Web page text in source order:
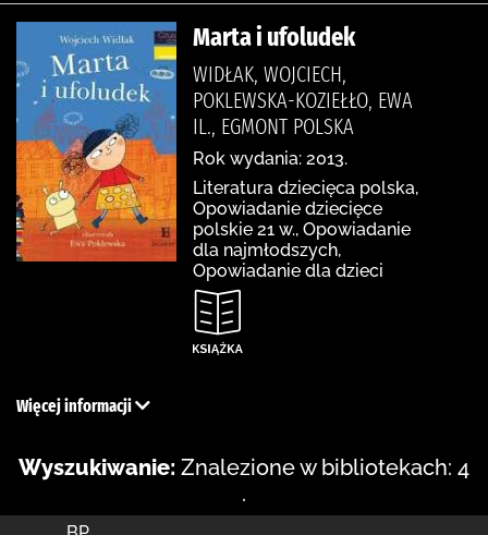
Marta i ufoludek
WIDŁAK, WOJCIECH,
POKLEWSKA-KOZIEŁŁO, EWA
IL., EGMONT POLSKA
Rok wydania: 2013.
Literatura dziecięca polska,
Opowiadanie dziecięce
polskie 21 w., Opowiadanie
dla najmłodszych,
Opowiadanie dla dzieci
Więcej informacji
Wyszukiwanie: Znalezione w bibliotekach: 4
.